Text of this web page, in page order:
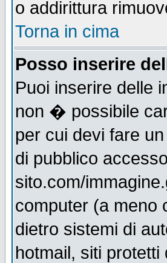
o addirittura
Torna in cima
Posso inserire
Puoi inserire delle
non � possibile
per cui devi fare
di pubblico
sito.com/
computer (a meno
dietro sistemi di
hotmail, siti